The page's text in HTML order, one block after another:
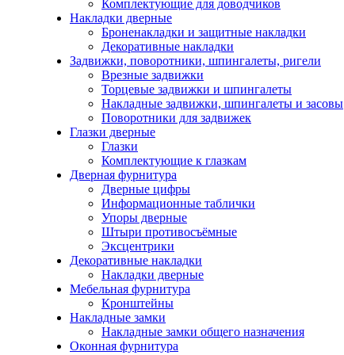
Комплектующие для доводчиков
Накладки дверные
Броненакладки и защитные накладки
Декоративные накладки
Задвижки, поворотники, шпингалеты, ригели
Врезные задвижки
Торцевые задвижки и шпингалеты
Накладные задвижки, шпингалеты и засовы
Поворотники для задвижек
Глазки дверные
Глазки
Комплектующие к глазкам
Дверная фурнитура
Дверные цифры
Информационные таблички
Упоры дверные
Штыри противосъёмные
Эксцентрики
Декоративные накладки
Накладки дверные
Мебельная фурнитура
Кронштейны
Накладные замки
Накладные замки общего назначения
Оконная фурнитура